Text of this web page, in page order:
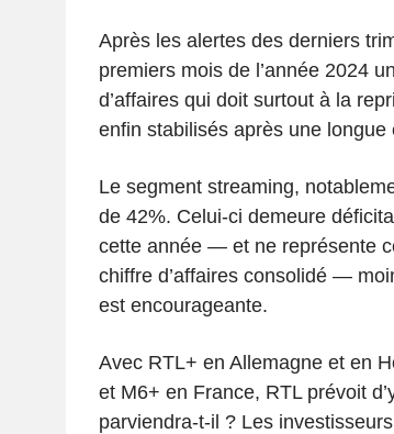
Après les alertes des derniers
premiers mois de l’année 2024
d’affaires qui doit surtout à la
enfin stabilisés après une
Le segment streaming,
de 42%. Celui-ci demeure
cette année — et ne représente
chiffre d’affaires consolidé —
est encourageante.
Avec RTL+ en Allemagne et en
et M6+ en France, RTL prévoit
parviendra-t-il ? Les